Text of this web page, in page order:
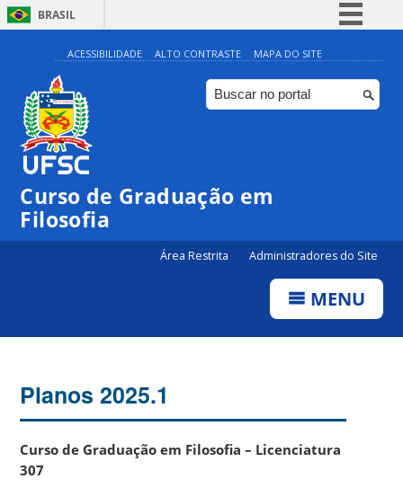
BRASIL
Simplifique!
Comunica BR
Participe
Canais
ACESSIBILIDADE ALTO CONTRASTE MAPA DO SITE
Curso de Graduação em
Filosofia
Área Restrita Administradores do Site
MENU
Planos 2025.1
Curso de Graduação em Filosofia – Licenciatura
307